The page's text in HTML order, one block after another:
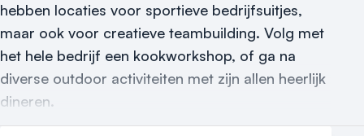
hebben locaties voor sportieve bedrijfsuitjes,
maar ook voor creatieve teambuilding. Volg met
het hele bedrijf een kookworkshop, of ga na
diverse outdoor activiteiten met zijn allen heerlijk
dineren.